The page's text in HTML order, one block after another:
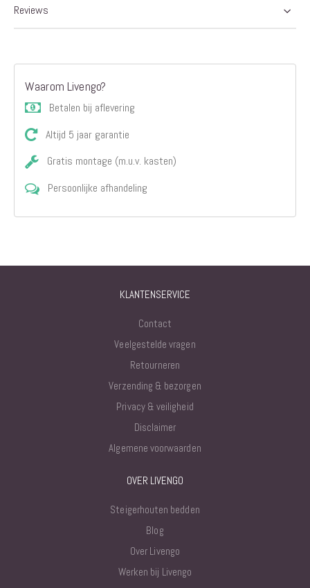
Reviews
Waarom Livengo?
Betalen bij aflevering
Altijd 5 jaar garantie
Gratis montage (m.u.v. kasten)
Persoonlijke afhandeling
KLANTENSERVICE
Contact
Veelgestelde vragen
Retourneren
Verzending & bezorgen
Privacy & veiligheid
Disclaimer
Algemene voorwaarden
OVER LIVENGO
Steigerhouten bedden
Blog
Over Livengo
Werken bij Livengo